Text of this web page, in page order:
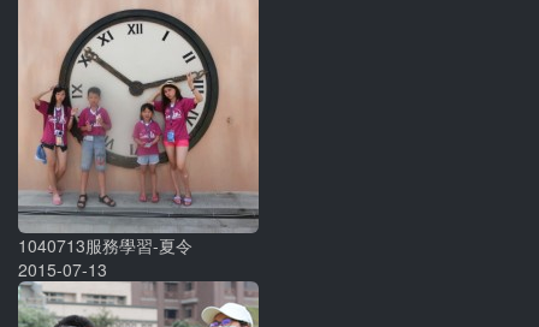
1040713服務學習-夏令
2015-07-13